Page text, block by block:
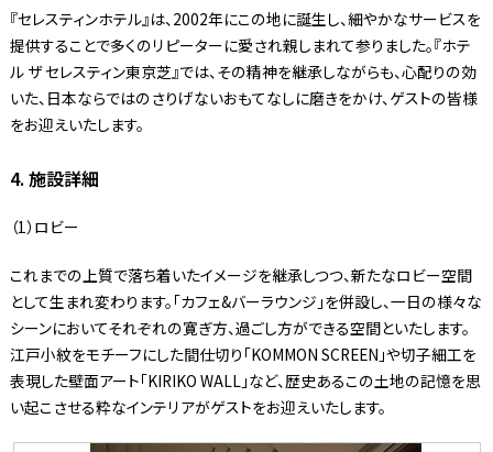
『セレスティンホテル』は、2002年にこの地に誕生し、細やかなサービスを
提供することで多くのリピーターに愛され親しまれて参りました。『ホテ
ル ザ セレスティン東京芝』では、その精神を継承しながらも、心配りの効
いた、日本ならではのさりげないおもてなしに磨きをかけ、ゲストの皆様
をお迎えいたします。
4. 施設詳細
（1）ロビー
これまでの上質で落ち着いたイメージを継承しつつ、新たなロビー空間
として生まれ変わります。「カフェ&バーラウンジ」を併設し、一日の様々な
シーンにおいてそれぞれの寛ぎ方、過ごし方ができる空間といたします。
江戸小紋をモチーフにした間仕切り「KOMMON SCREEN」や切子細工を
表現した壁面アート「KIRIKO WALL」など、歴史あるこの土地の記憶を思
い起こさせる粋なインテリアがゲストをお迎えいたします。